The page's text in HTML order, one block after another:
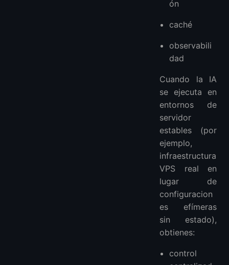
ón
caché
observabili
dad
Cuando la IA
se ejecuta en
entornos de
servidor
estables (por
ejemplo,
infraestructura
VPS real en
lugar de
configuracion
es efímeras
sin estado),
obtienes:
control